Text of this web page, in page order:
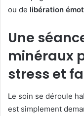
ou de libération
Une
minéraux
stress et
Le soin se déroule
est simplement